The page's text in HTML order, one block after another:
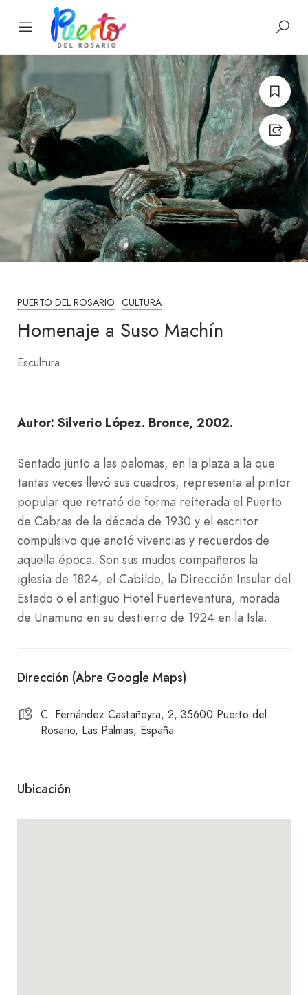
PUERTO DEL ROSARIO CULTURA
Homenaje a Suso Machín
Escultura
Autor: Silverio López. Bronce, 2002.
Sentado junto a las palomas, en la plaza a la que
tantas veces llevó sus cuadros, representa al pintor
popular que retrató de forma reiterada el Puerto
de Cabras de la década de 1930 y el escritor
compulsivo que anotó vivencias y recuerdos de
aquella época. Son sus mudos compañeros la
iglesia de 1824, el Cabildo, la Dirección Insular del
Estado o el antiguo Hotel Fuerteventura, morada
de Unamuno en su destierro de 1924 en la Isla.
Dirección (Abre Google Maps)
C. Fernández Castañeyra, 2, 35600 Puerto del
Rosario, Las Palmas, España
Ubicación